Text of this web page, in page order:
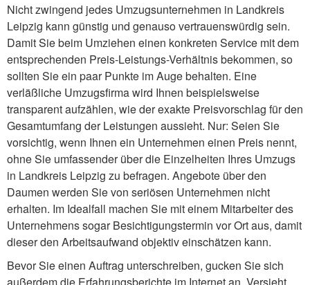
Nicht zwingend jedes Umzugsunternehmen in Landkreis
Leipzig kann günstig und genauso vertrauenswürdig sein.
Damit Sie beim Umziehen einen konkreten Service mit dem
entsprechenden Preis-Leistungs-Verhältnis bekommen, so
sollten Sie ein paar Punkte im Auge behalten. Eine
verläßliche Umzugsfirma wird Ihnen beispielsweise
transparent aufzählen, wie der exakte Preisvorschlag für den
Gesamtumfang der Leistungen aussieht. Nur: Seien Sie
vorsichtig, wenn Ihnen ein Unternehmen einen Preis nennt,
ohne Sie umfassender über die Einzelheiten Ihres Umzugs
in Landkreis Leipzig zu befragen. Angebote über den
Daumen werden Sie von seriösen Unternehmen nicht
erhalten. Im Idealfall machen Sie mit einem Mitarbeiter des
Unternehmens sogar Besichtigungstermin vor Ort aus, damit
dieser den Arbeitsaufwand objektiv einschätzen kann.
Bevor Sie einen Auftrag unterschreiben, gucken Sie sich
außerdem die Erfahrungsberichte im Internet an. Versieht